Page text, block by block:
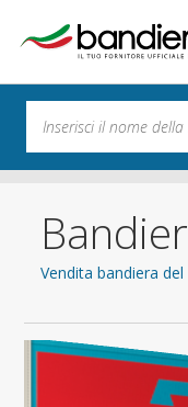
Vendita bandiera